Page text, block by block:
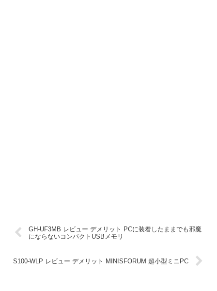
GH-UF3MB レビュー デメリット PCに装着したままでも邪魔
にならないコンパクトUSBメモリ
S100-WLP レビュー デメリット MINISFORUM 超小型ミニPC